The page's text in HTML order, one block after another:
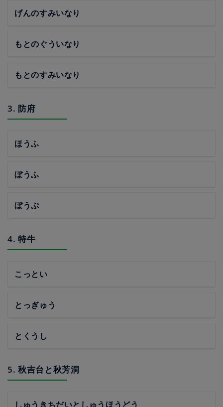
げんのすみいなり
もとのぐういなり
もとのすみいなり
3. 防府
ほうふ
ぼうふ
ぼうぷ
4. 特牛
こっとい
とっぎゅう
とくうし
5. 秋吉台と秋芳洞
しゅうきちだいとしゅうほうどう